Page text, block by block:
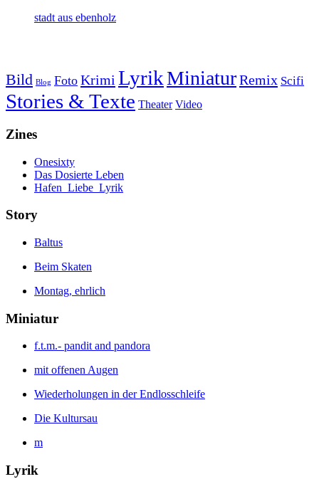
stadt aus ebenholz
Bild Blog Foto Krimi LyrikMiniaturRemix Scifi
Stories & Texte Theater Video
Zines
Onesixty
Das Dosierte Leben
Hafen_Liebe_Lyrik
Story
Baltus
Beim Skaten
Montag, ehrlich
Miniatur
f.t.m.- pandit and pandora
mit offenen Augen
Wiederholungen in der Endlosschleife
Die Kultursau
m
Lyrik